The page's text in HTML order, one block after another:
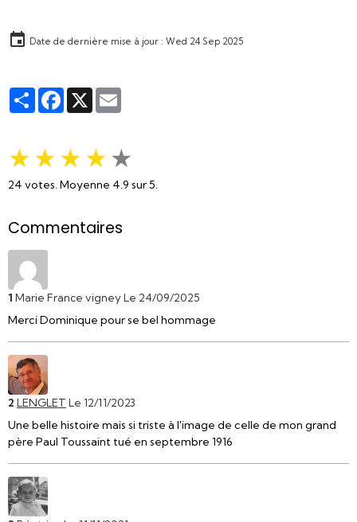
Date de dernière mise à jour : Wed 24 Sep 2025
PartagerFacebook
X
★★★★★
24 votes. Moyenne 4.9 sur 5.
Commentaires
1 Marie France vigneyLe 24/09/2025
Merci Dominique pour se bel hommage
2 LENGLET Le 12/11/2023
Une belle histoire mais si triste à l'image de celle de mon grand
père Paul Toussaint tué en septembre 1916